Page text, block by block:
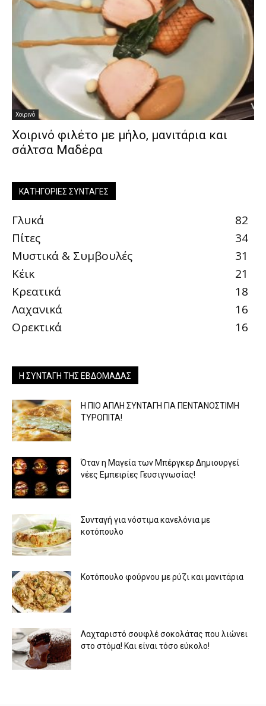
Χοιρινό
Χοιρινό φιλέτο με μήλο, μανιτάρια και
σάλτσα Μαδέρα
ΚΑΤΗΓΟΡΊΕΣ ΣΥΝΤΑΓΈΣ
Γλυκά
82
Πίτες
34
Μυστικά & Συμβουλές
31
Κέικ
21
Κρεατικά
18
Λαχανικά
16
Ορεκτικά
16
Η ΣΥΝΤΑΓΉ ΤΗΣ ΕΒΔΟΜΆΔΑΣ
Η ΠΙΟ ΑΠΛΗ ΣΥΝΤΑΓΗ ΓΙΑ ΠΕΝΤΑΝΟΣΤΙΜΗ
ΤΥΡΟΠΙΤΑ!
Όταν η Μαγεία των Μπέργκερ Δημιουργεί
νέες Εμπειρίες Γευσιγνωσίας!
Συνταγή για νόστιμα κανελόνια με
κοτόπουλο
Κοτόπουλο φούρνου με ρύζι και μανιτάρια
Λαχταριστό σουφλέ σοκολάτας που λιώνει
στο στόμα! Και είναι τόσο εύκολο!